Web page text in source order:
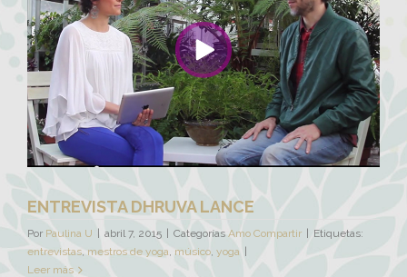
ENTREVISTA DHRUVA LANCE
Por Paulina U | abril 7, 2015 | Categorías Amo Compartir | Etiquetas:
entrevistas mestros de yoga músico yoga |
Leer más